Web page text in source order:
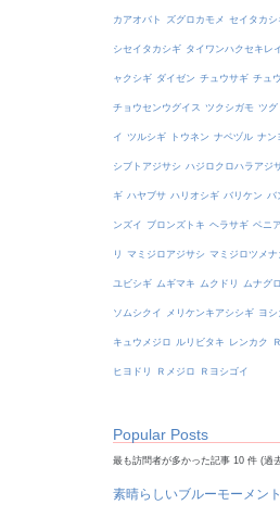
カアオバト ズグロカモメ セイタカシ
シセイタカシギ タイワンハクセキレ
ャクシギ ダイゼン チュウサギ チュ
チョウセンウグイス ツクシガモ ツグ
イ ツルシギ トウネン ナベヅル ナン
シブトアジサシ ハジロクロハラアジ
ギ ハヤブサ ハリオシギ バリケン バ
ンズイ ブロンズトキ ヘラサギ ベニ
リ マミジロアジサシ マミジロツメナ
ユビシギ ムギマキ ムクドリ ムナグロ
ソムシクイ メリケンキアシシギ ヨシ
キュウメジロ ルリビタキ レンカク
ヒヨドリ Ｒメジロ Ｒヨシゴイ
Popular Posts
最も訪問者が多かった記事 10 件 (過
素晴らしいブルーモーメント